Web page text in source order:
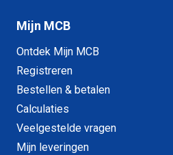
Mijn MCB
Ontdek Mijn MCB
Registreren
Bestellen & betalen
Calculaties
Veelgestelde vragen
Mijn leveringen